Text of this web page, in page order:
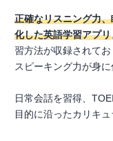
正確なリスニング力
化した英語学習アプリ
習方法が収録されて
スピーキング力が身に
日常会話を習得、
目的に沿ったカリキ